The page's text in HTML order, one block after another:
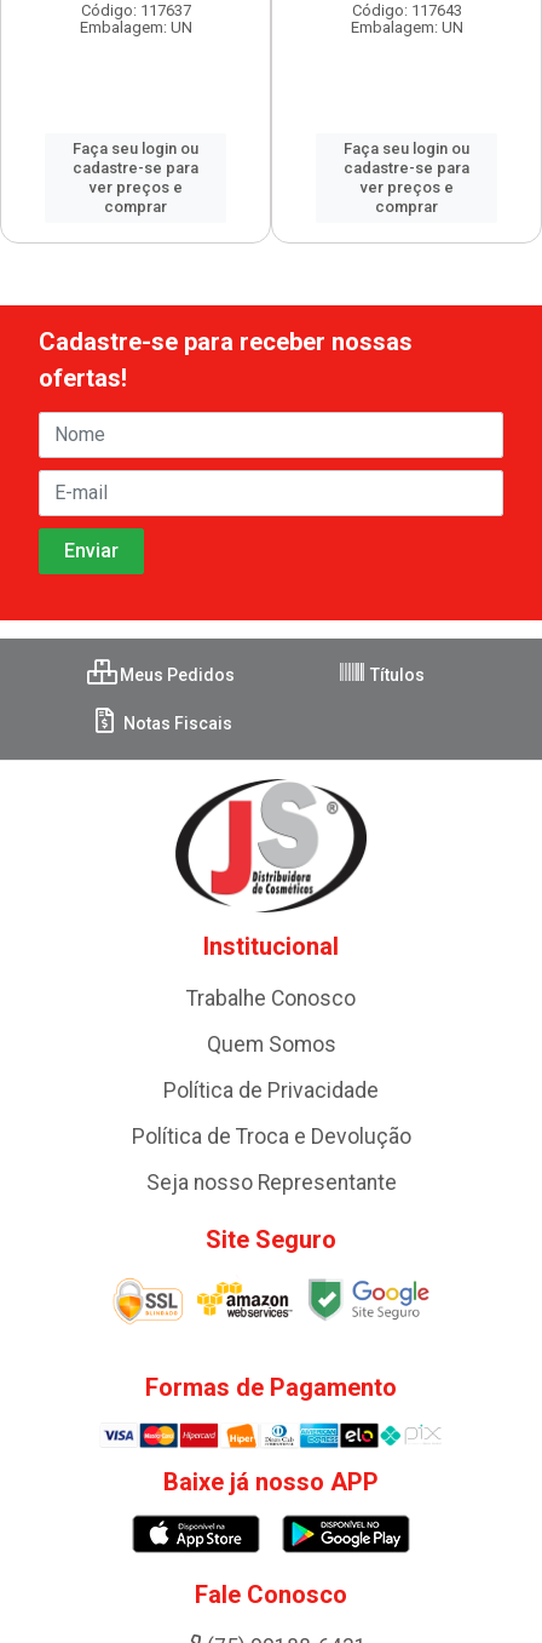
Código: 117637
Embalagem: UN
Faça seu login ou
cadastre-se para
ver preços e
comprar
Código: 117643
Embalagem: UN
Faça seu login ou
cadastre-se para
ver preços e
comprar
Cadastre-se para receber nossas
ofertas!
Meus Pedidos Títulos
Notas Fiscais
Institucional
Trabalhe Conosco
Quem Somos
Política de Privacidade
Política de Troca e Devolução
Seja nosso Representante
Site Seguro
Formas de Pagamento
Baixe já nosso APP
Fale Conosco